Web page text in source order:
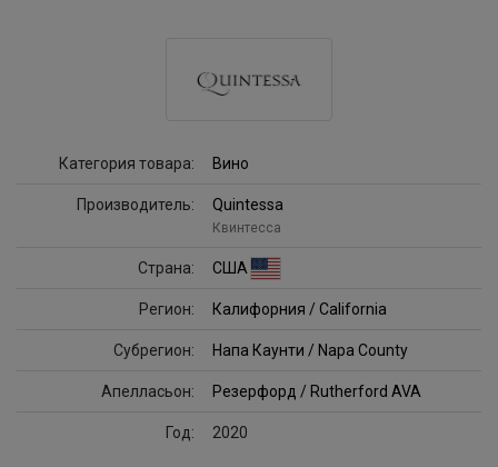
Категория товара: Вино
Производитель: Quintessa
Квинтесса
Страна: США
Регион: Калифорния / California
Субрегион: Напа Каунти / Napa County
Апелласьон: Резерфорд / Rutherford AVA
Год: 2020